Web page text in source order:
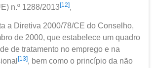
n.º 1288/2013[12],
a Diretiva 2000/78/CE do Conselho,
de 2000, que estabelece um quadro
de tratamento no emprego e na
[13], bem como o princípio da não